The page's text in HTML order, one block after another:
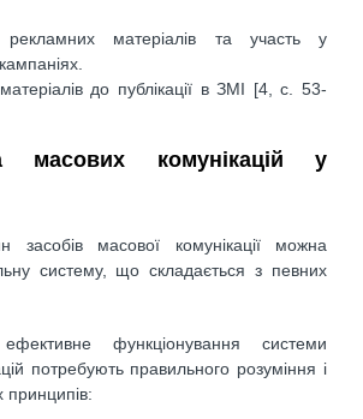
рекламних матеріалів та участь у
до публікації в ЗМІ [4, c. 53-
масових комунікацій у
засобів масової комунікації можна
систему, що складається з певних
функціонування системи
потребують правильного розуміння і
принципів: